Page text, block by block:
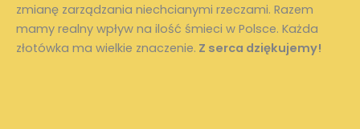
zmianę zarządzania niechcianymi rzeczami. Razem
mamy realny wpływ na ilość śmieci w Polsce. Każda
złotówka ma wielkie znaczenie. Z serca dziękujemy!